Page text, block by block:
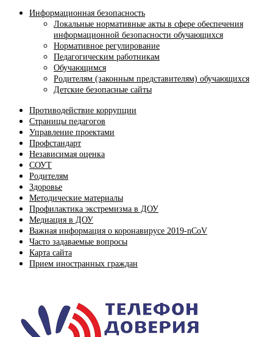
Информационная безопасность
Локальные нормативные акты в сфере обеспечения
информационной безопасности обучающихся
Нормативное регулирование
Педагогическим работникам
Обучающимся
Родителям (законным представителям) обучающихся
Детские безопасные сайты
Противодействие коррупции
Страницы педагогов
Управление проектами
Профстандарт
Независимая оценка
СОУТ
Родителям
Здоровье
Методические материалы
Профилактика экстремизма в ДОУ
Медиация в ДОУ
Важная информация о коронавирусе 2019-nCoV
Часто задаваемые вопросы
Карта сайта
Прием иностранных граждан